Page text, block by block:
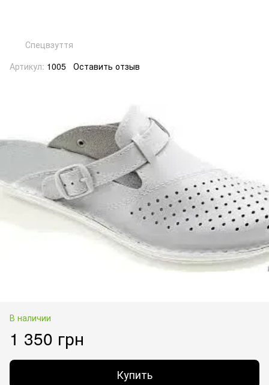
Спецвзуття
Артикул: 1005 Оставить отзыв
В наличии
1 350 грн
Купить